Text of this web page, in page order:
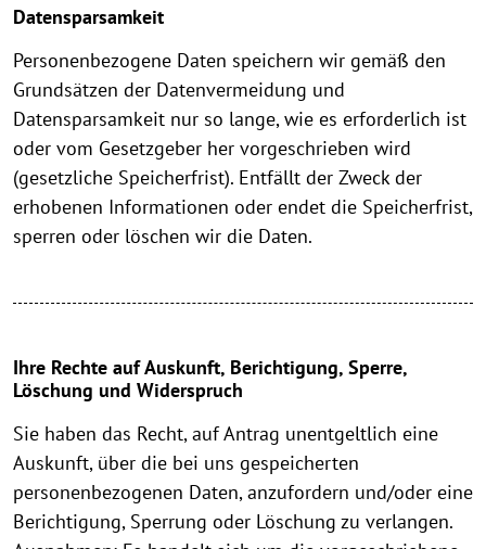
Datensparsamkeit
Personenbezogene Daten speichern wir gemäß den
Grundsätzen der Datenvermeidung und
Datensparsamkeit nur so lange, wie es erforderlich ist
oder vom Gesetzgeber her vorgeschrieben wird
(gesetzliche Speicherfrist). Entfällt der Zweck der
erhobenen Informationen oder endet die Speicherfrist,
sperren oder löschen wir die Daten.
Ihre Rechte auf Auskunft, Berichtigung, Sperre,
Löschung und Widerspruch
Sie haben das Recht, auf Antrag unentgeltlich eine
Auskunft, über die bei uns gespeicherten
personenbezogenen Daten, anzufordern und/oder eine
Berichtigung, Sperrung oder Löschung zu verlangen.